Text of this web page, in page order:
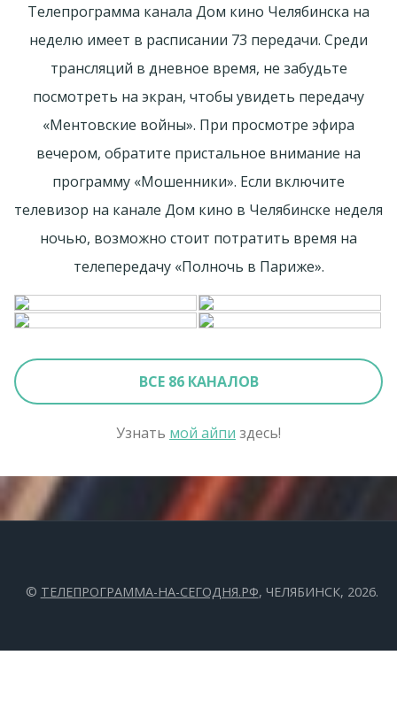
Телепрограмма канала Дом кино Челябинска на
неделю имеет в расписании 73 передачи. Среди
трансляций в дневное время, не забудьте
посмотреть на экран, чтобы увидеть передачу
«Ментовские войны». При просмотре эфира
вечером, обратите пристальное внимание на
программу «Мошенники». Если включите
телевизор на канале Дом кино в Челябинске неделя
ночью, возможно стоит потратить время на
телепередачу «Полночь в Париже».
ВСЕ 86 КАНАЛОВ
Узнать мой айпи здесь!
© ТЕЛЕПРОГРАММА-НА-СЕГОДНЯ.РФ, ЧЕЛЯБИНСК, 2026.